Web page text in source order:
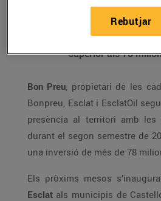
una de les
generadores
superior als 78
Bon Preu, propietari de les
Bonpreu, Esclat i EsclatOil
presència al territori amb les
durant el segon semestre de
una inversió de més de 78
Els pròxims mesos
Esclat als municipis de
Rebutjar